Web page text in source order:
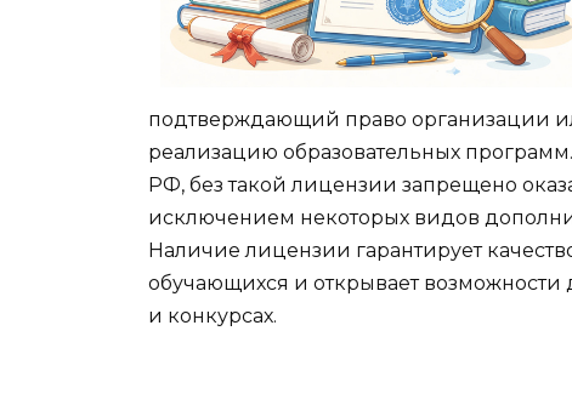
подтверждающий право организации
реализацию образовательных
РФ, без такой лицензии запрещено
исключением некоторых видов
Наличие лицензии гарантирует
обучающихся и открывает возможности
и конкурсах.